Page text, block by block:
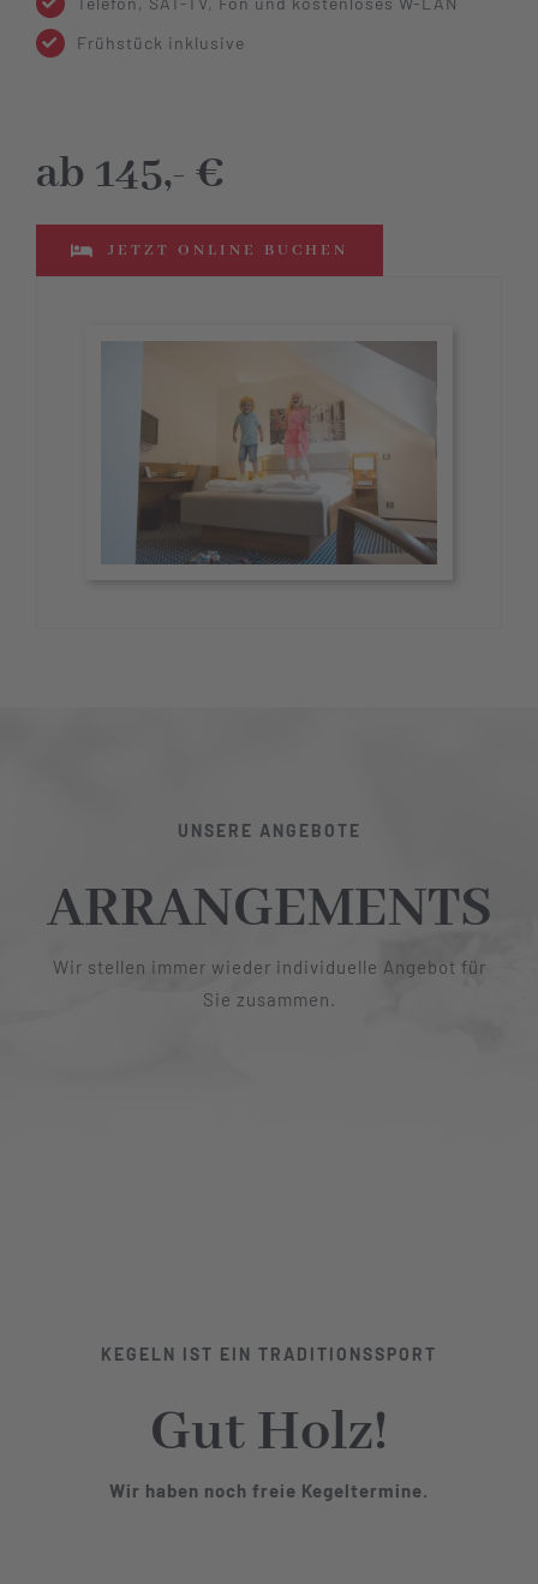
Frühstück inklusive
ab 145,- €
JETZT ONLINE BUCHEN
UNSERE ANGEBOTE
ARRANGEMENTS
Wir stellen immer wieder individuelle Angebot für
Sie zusammen.
KEGELN IST EIN TRADITIONSSPORT
Gut Holz!
Wir haben noch freie Kegeltermine.